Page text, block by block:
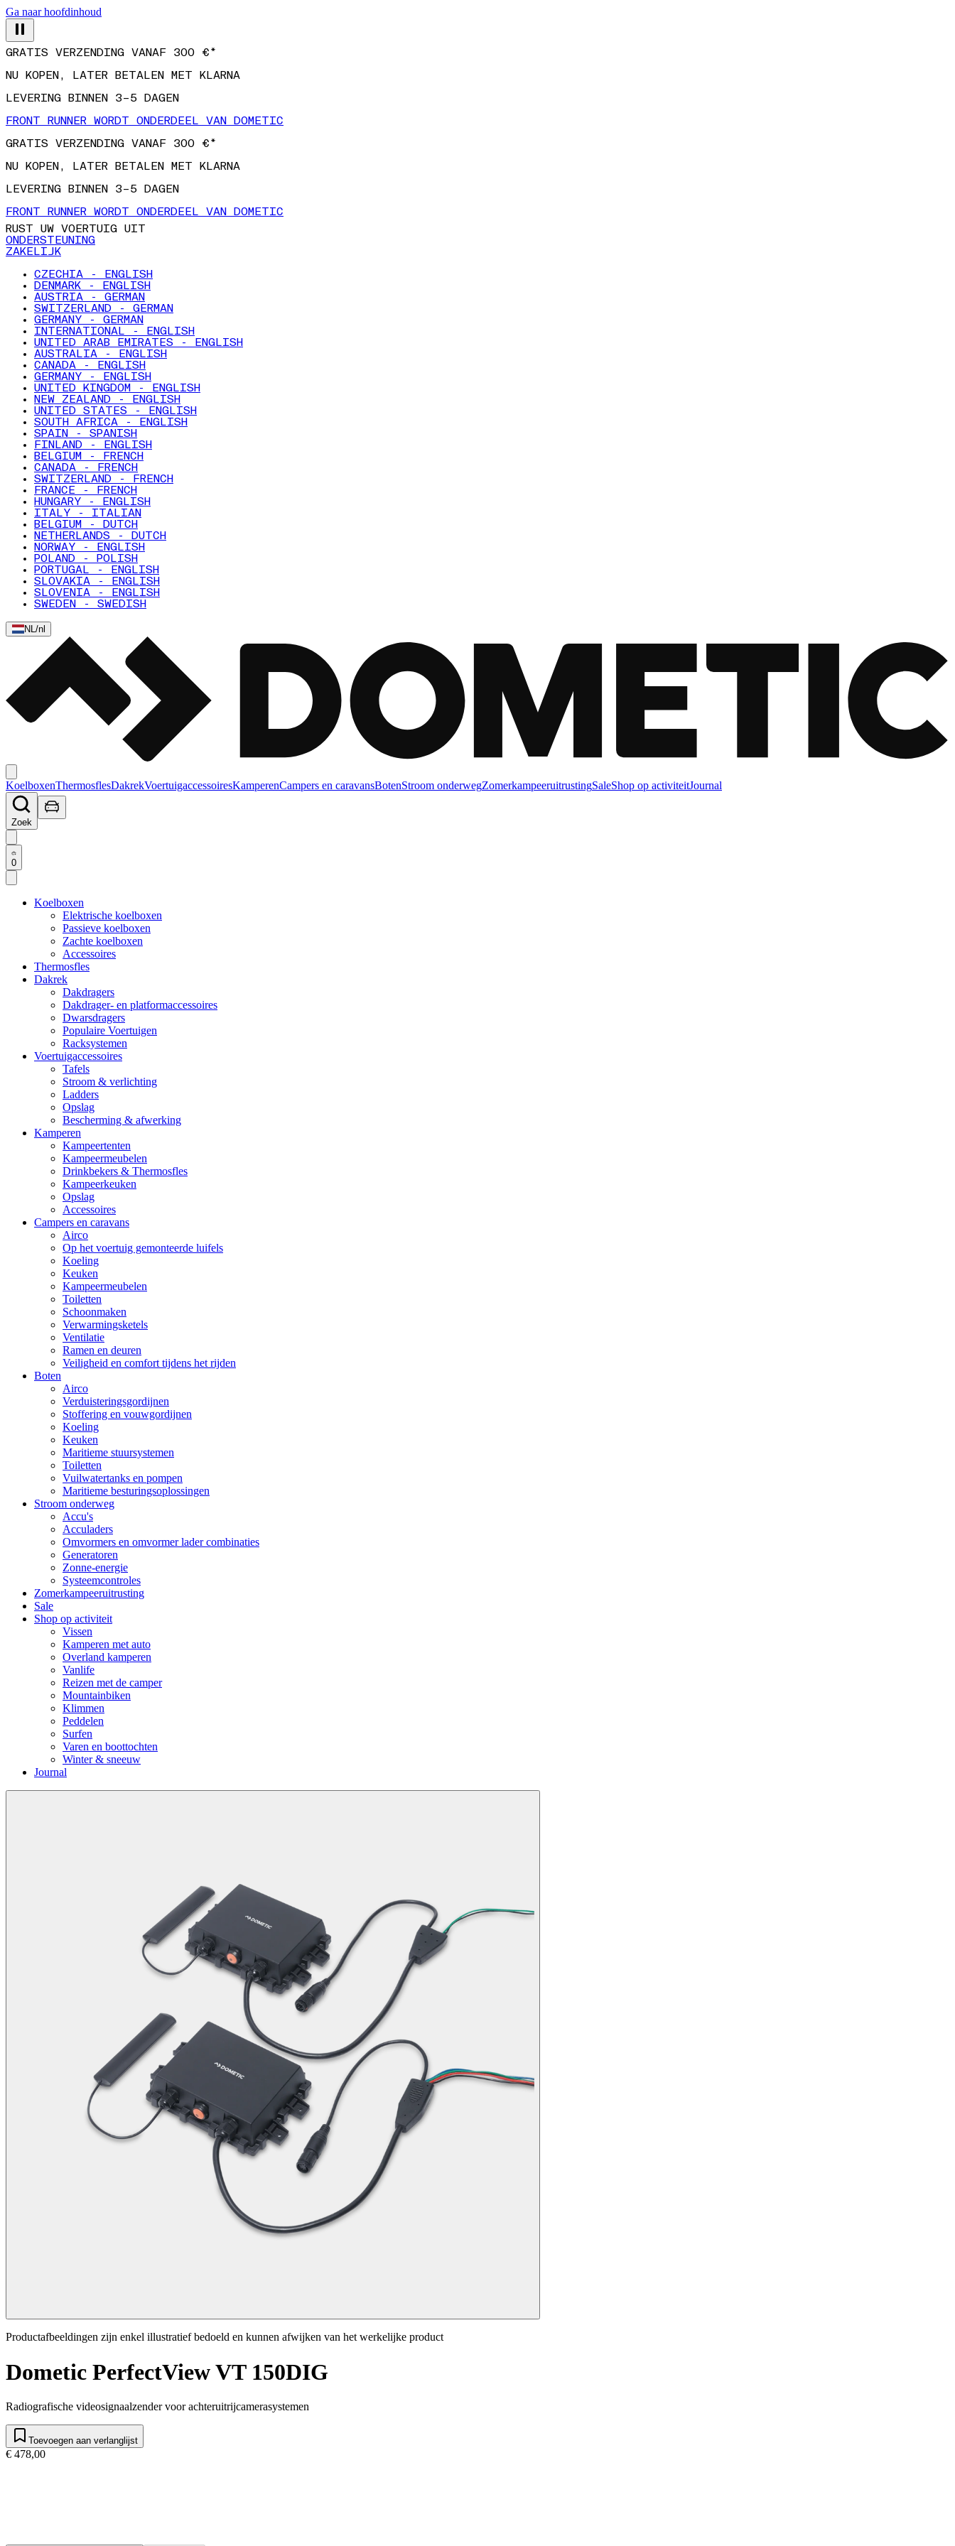
Ga naar hoofdinhoud
GRATIS VERZENDING VANAF 300 €*
NU KOPEN, LATER BETALEN MET KLARNA
LEVERING BINNEN 3–5 DAGEN
FRONT RUNNER WORDT ONDERDEEL VAN DOMETIC
GRATIS VERZENDING VANAF 300 €*
NU KOPEN, LATER BETALEN MET KLARNA
LEVERING BINNEN 3–5 DAGEN
FRONT RUNNER WORDT ONDERDEEL VAN DOMETIC
RUST UW VOERTUIG UIT
ONDERSTEUNING
ZAKELIJK
CZECHIA - ENGLISH
DENMARK - ENGLISH
AUSTRIA - GERMAN
SWITZERLAND - GERMAN
GERMANY - GERMAN
INTERNATIONAL - ENGLISH
UNITED ARAB EMIRATES - ENGLISH
AUSTRALIA - ENGLISH
CANADA - ENGLISH
GERMANY - ENGLISH
UNITED KINGDOM - ENGLISH
NEW ZEALAND - ENGLISH
UNITED STATES - ENGLISH
SOUTH AFRICA - ENGLISH
SPAIN - SPANISH
FINLAND - ENGLISH
BELGIUM - FRENCH
CANADA - FRENCH
SWITZERLAND - FRENCH
FRANCE - FRENCH
HUNGARY - ENGLISH
ITALY - ITALIAN
BELGIUM - DUTCH
NETHERLANDS - DUTCH
NORWAY - ENGLISH
POLAND - POLISH
PORTUGAL - ENGLISH
SLOVAKIA - ENGLISH
SLOVENIA - ENGLISH
SWEDEN - SWEDISH
NL/nl
KoelboxenThermosflesDakrekVoertuigaccessoiresKamperenCampers en caravansBotenStroom onderwegZomerkampeeruitrustingSaleShop op activiteitJournal
Zoek
0
Koelboxen
Elektrische koelboxen
Passieve koelboxen
Zachte koelboxen
Accessoires
Thermosfles
Dakrek
Dakdragers
Dakdrager- en platformaccessoires
Dwarsdragers
Populaire Voertuigen
Racksystemen
Voertuigaccessoires
Tafels
Stroom & verlichting
Ladders
Opslag
Bescherming & afwerking
Kamperen
Kampeertenten
Kampeermeubelen
Drinkbekers & Thermosfles
Kampeerkeuken
Opslag
Accessoires
Campers en caravans
Airco
Op het voertuig gemonteerde luifels
Koeling
Keuken
Kampeermeubelen
Toiletten
Schoonmaken
Verwarmingsketels
Ventilatie
Ramen en deuren
Veiligheid en comfort tijdens het rijden
Boten
Airco
Verduisteringsgordijnen
Stoffering en vouwgordijnen
Koeling
Keuken
Maritieme stuursystemen
Toiletten
Vuilwatertanks en pompen
Maritieme besturingsoplossingen
Stroom onderweg
Accu's
Acculaders
Omvormers en omvormer lader combinaties
Generatoren
Zonne-energie
Systeemcontroles
Zomerkampeeruitrusting
Sale
Shop op activiteit
Vissen
Kamperen met auto
Overland kamperen
Vanlife
Reizen met de camper
Mountainbiken
Klimmen
Peddelen
Surfen
Varen en boottochten
Winter & sneeuw
Journal
Productafbeeldingen zijn enkel illustratief bedoeld en kunnen afwijken van het werkelijke product
Dometic PerfectView VT 150DIG
Radiografische videosignaalzender voor achteruitrijcamerasystemen
Toevoegen aan verlanglijst
€ 478,00